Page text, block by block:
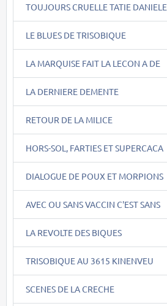
TOUJOURS CRUELLE TATIE DANIELE
LE BLUES DE TRISOBIQUE
LA MARQUISE FAIT LA LECON A DE
LA DERNIERE DEMENTE
RETOUR DE LA MILICE
HORS-SOL, FARTIES ET SUPERCACA
DIALOGUE DE POUX ET MORPIONS
AVEC OU SANS VACCIN C'EST SANS
LA REVOLTE DES BIQUES
TRISOBIQUE AU 3615 KINENVEU
SCENES DE LA CRECHE